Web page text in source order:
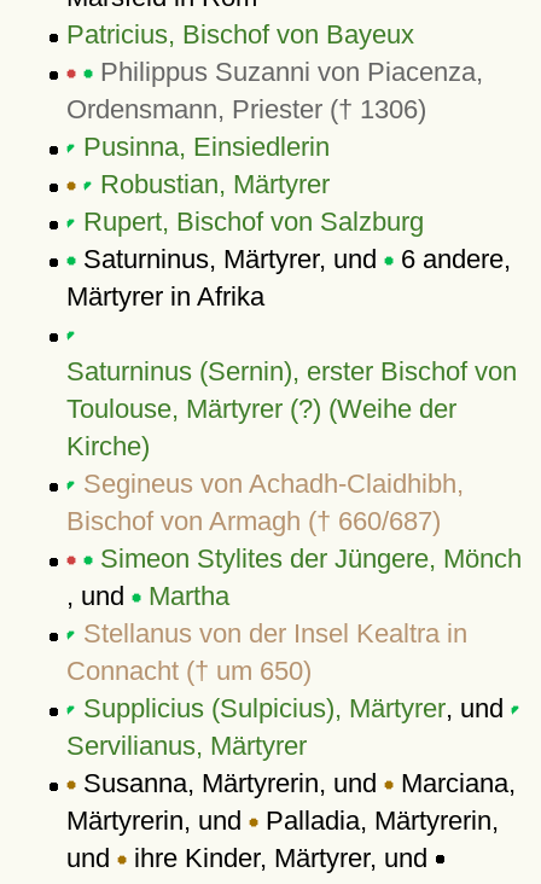
Patricius, Bischof von Bayeux
Philippus Suzanni von Piacenza,
Ordensmann, Priester († 1306)
Pusinna, Einsiedlerin
Robustian, Märtyrer
Rupert, Bischof von Salzburg
Saturninus, Märtyrer, und 6 andere,
Märtyrer in Afrika
Saturninus (Sernin), erster Bischof von
Toulouse, Märtyrer (?) (Weihe der
Kirche)
Segineus von Achadh-Claidhibh,
Bischof von Armagh († 660/687)
Simeon Stylites der Jüngere, Mönch
, und
Martha
Stellanus von der Insel Kealtra in
Connacht († um 650)
Supplicius (Sulpicius), Märtyrer, und
Servilianus, Märtyrer
Susanna, Märtyrerin, und Marciana,
Märtyrerin, und Palladia, Märtyrerin,
und ihre Kinder, Märtyrer, und